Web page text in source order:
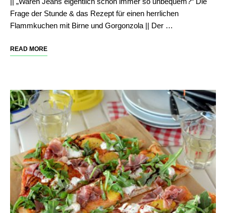
Frage der Stunde & das Rezept für einen herrlichen
Flammkuchen mit Birne und Gorgonzola || Der …
READ MORE